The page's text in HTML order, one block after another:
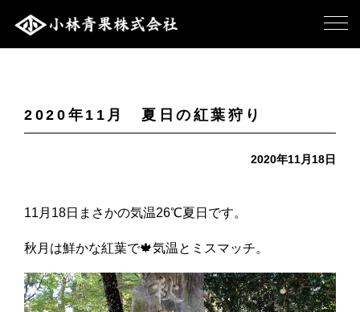
2020年11月 夏日の紅葉狩り
2020年11月18日
11月18日まさかの気温26℃夏日です。
秋月は鮮かな紅葉で🍁気温とミスマッチ。